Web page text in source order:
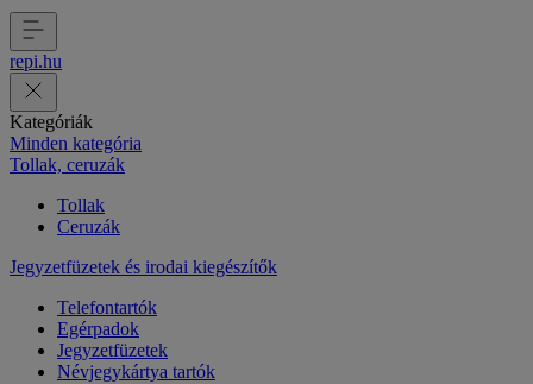
repi.hu
Kategóriák
Minden kategória
Tollak, ceruzák
Tollak
Ceruzák
Jegyzetfüzetek és irodai kiegészítők
Telefontartók
Egérpadok
Jegyzetfüzetek
Névjegykártya tartók